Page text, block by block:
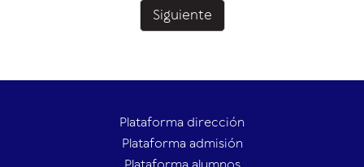
Siguiente
Plataforma dirección
Plataforma admisión